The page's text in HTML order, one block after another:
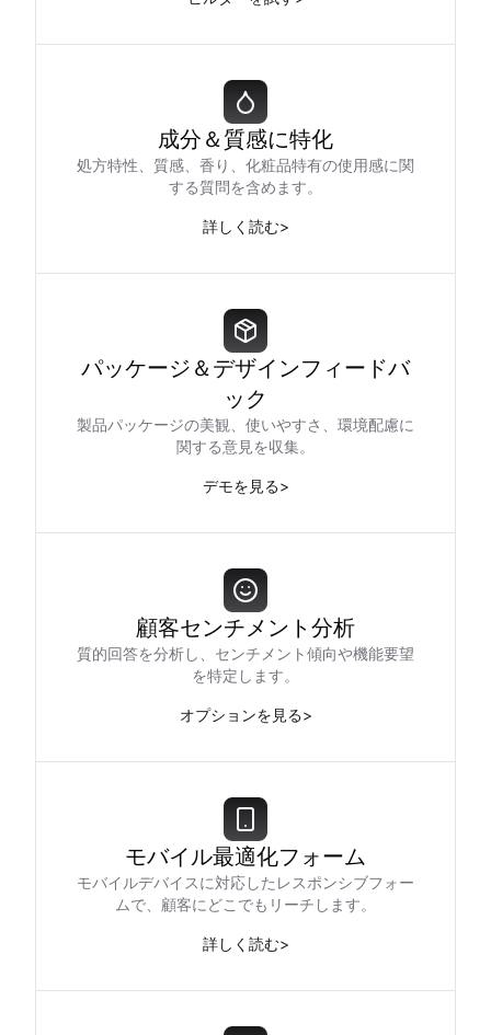
成分＆質感に特化
処方特性、質感、香り、化粧品特有の使用感に関
する質問を含めます。
詳しく読む>
パッケージ＆デザインフィードバ
ック
製品パッケージの美観、使いやすさ、環境配慮に
関する意見を収集。
デモを見る>
顧客センチメント分析
質的回答を分析し、センチメント傾向や機能要望
を特定します。
オプションを見る>
モバイル最適化フォーム
モバイルデバイスに対応したレスポンシブフォー
ムで、顧客にどこでもリーチします。
詳しく読む>